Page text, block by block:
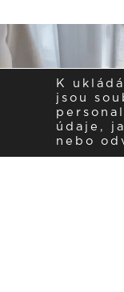
K
jsou
údaje,
nebo